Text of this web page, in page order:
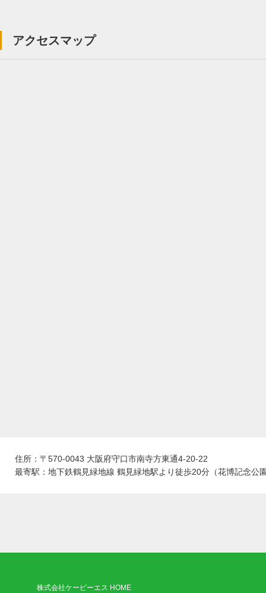
アクセスマップ
住所：〒570-0043 大阪府守口市南寺方東通4-20-22
最寄駅：地下鉄鶴見緑地線 鶴見緑地駅より徒歩20分（花博記念公
株式会社ケーピーエス HOME